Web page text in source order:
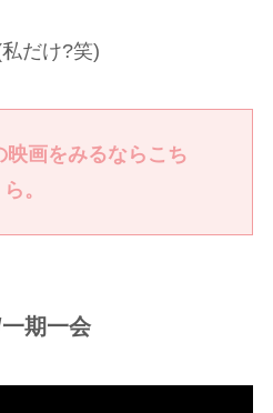
だけ?笑)
画をみるならこち
ら。
期一会